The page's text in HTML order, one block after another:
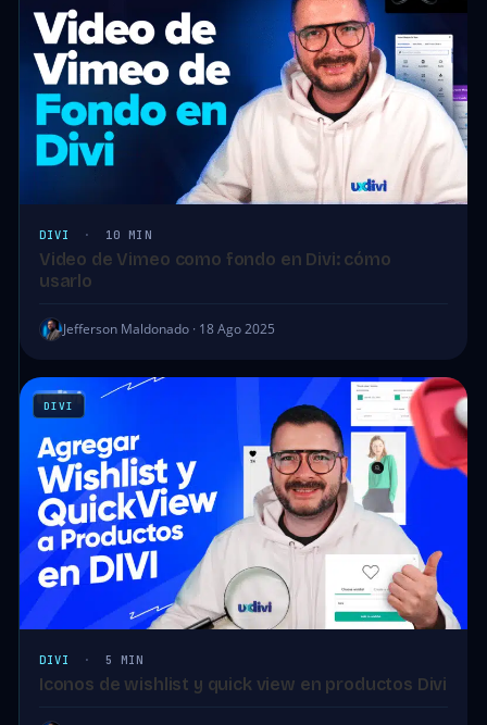
DIVI · 10 MIN
Video de Vimeo como fondo en Divi: cómo
usarlo
Jefferson Maldonado · 18 Ago 2025
DIVI
DIVI · 5 MIN
Iconos de wishlist y quick view en productos Divi